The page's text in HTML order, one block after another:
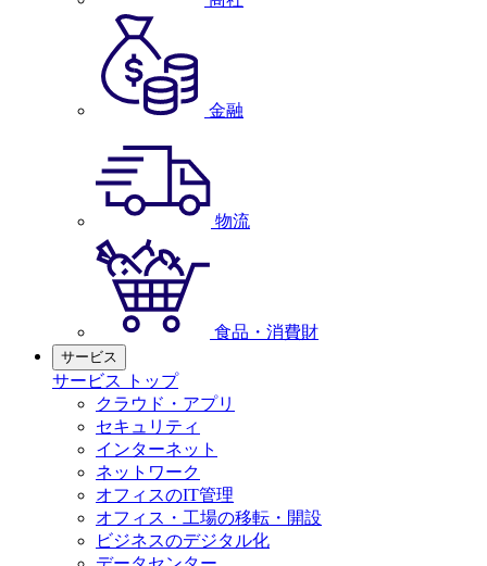
金融
物流
食品・消費財
サービス
サービス トップ
クラウド・アプリ
セキュリティ
インターネット
ネットワーク
オフィスのIT管理
オフィス・工場の移転・開設
ビジネスのデジタル化